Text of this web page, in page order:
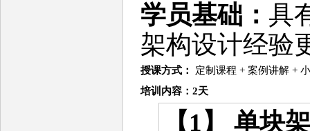
学员基础： 具
架构设计经验
授课方式：
定制课程 + 案例讲解 +
培训 内容 ：2天
【1】 单块